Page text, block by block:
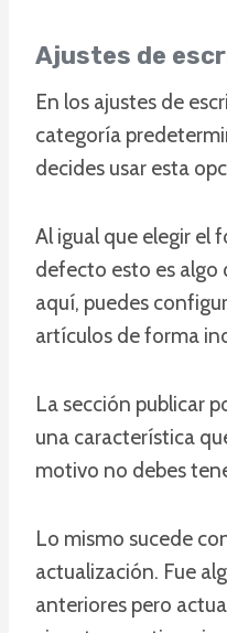
Ajustes de
En los ajustes de
categoría
decides usar esta
Al igual que elegir el
defecto esto es algo
aquí, puedes
artículos de forma
La sección publicar
una característica
motivo no debes
Lo mismo sucede
actualización. Fue
anteriores pero